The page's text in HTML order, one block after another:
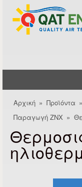
QAT
Energy
Είστε
Αρχική » Προϊόντα »
Παραγωγή ΖΝΧ »